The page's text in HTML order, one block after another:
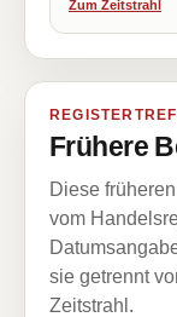
Zum Zeitstrahl
Frühere
Diese
vom
sie getrennt
Zeitstrahl.